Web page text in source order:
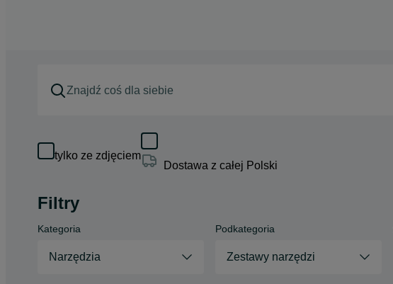
tylko ze zdjęciem
Dostawa z całej Polski
Filtry
Kategoria
Narzędzia
Podkategoria
Zestawy narzędzi